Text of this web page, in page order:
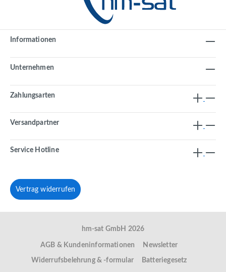
Informationen
Unternehmen
Zahlungsarten
Versandpartner
Service Hotline
Vertrag widerrufen
hm-sat GmbH 2026
AGB & Kundeninformationen Newsletter
Widerrufsbelehrung & -formular Batteriegesetz